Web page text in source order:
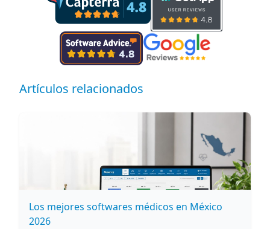
Artículos relacionados
Los mejores softwares médicos en México
2026